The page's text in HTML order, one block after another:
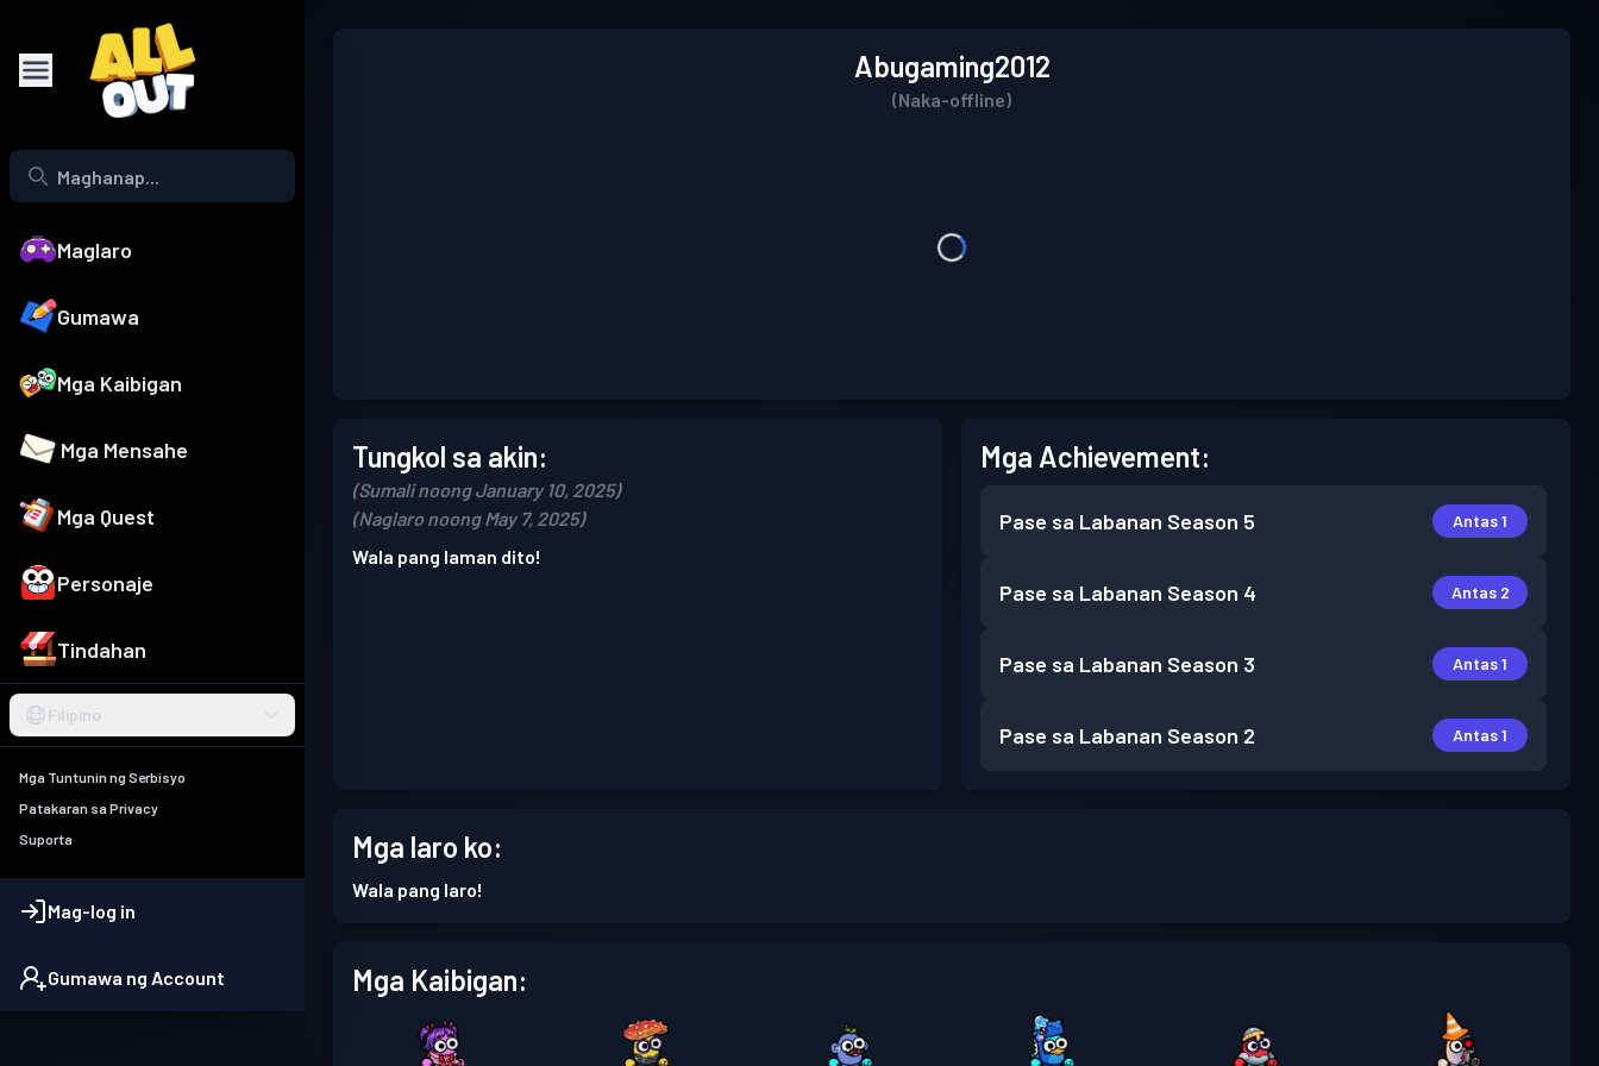
Maglaro
Gumawa
Mga Kaibigan
Mga Mensahe
Mga Quest
Personaje
Tindahan
Filipino
Mga Tuntunin ng Serbisyo
Patakaran sa Privacy
Suporta
Mag-log in
Gumawa ng Account
Abugaming2012
(Naka-offline)
Tungkol sa akin:
(Sumali noong January 10, 2025)
(Naglaro noong May 7, 2025)
Wala pang laman dito!
Mga Achievement:
Pase sa Labanan Season 5 Antas 1
Pase sa Labanan Season 4 Antas 2
Pase sa Labanan Season 3 Antas 1
Pase sa Labanan Season 2 Antas 1
Mga laro ko:
Wala pang laro!
Mga Kaibigan: